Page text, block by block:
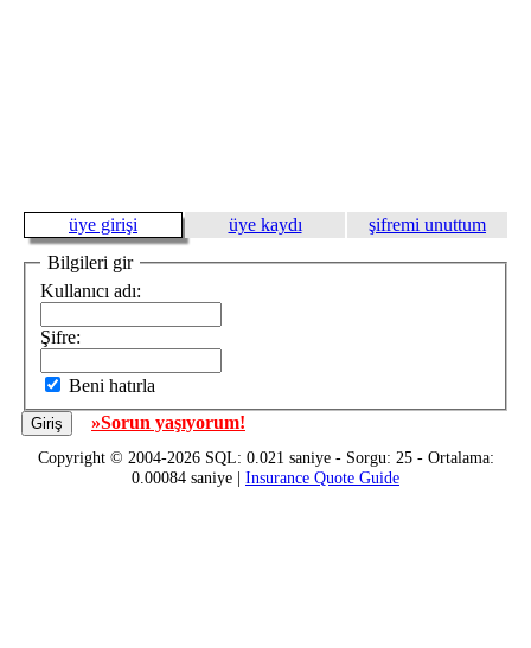
üye girişi üye kaydı
şifremi unuttum
Bilgileri gir
Kullanıcı adı:
Şifre:
Beni hatırla
»Sorun yaşıyorum!
Copyright © 2004-2026 SQL: 0.021 saniye - Sorgu: 25 - Ortalama:
0.00084 saniye | Insurance Quote Guide